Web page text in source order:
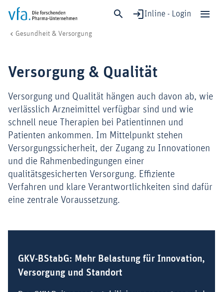
Inline - Login
Forschung & Entwicklung
Gesundheit & Versorgung
Wirtschaft & Standort
Digitalisierung & KI
Verband & Mitglieder
Mitglied werden!
Medien
Gesundheit & Versorgung
Versorgung & Qualität
Versorgung und Qualität hängen auch davon ab, wie
verlässlich Arzneimittel verfügbar sind und wie
schnell neue Therapien bei Patientinnen und
Patienten ankommen. Im Mittelpunkt stehen
Versorgungssicherheit, der Zugang zu Innovationen
und die Rahmenbedingungen einer
qualitätsgesicherten Versorgung. Effiziente
Verfahren und klare Verantwortlichkeiten sind dafür
eine zentrale Voraussetzung.
GKV-BStabG: Mehr Belastung für Innovation,
Versorgung und Standort